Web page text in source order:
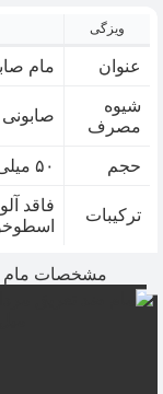
ویزگی
عنوان مام
شیوه
مصرف
صابونی
حجم ۵۰ میلی‌لیتر
ترکیبات
فاقد
مشخصات مام